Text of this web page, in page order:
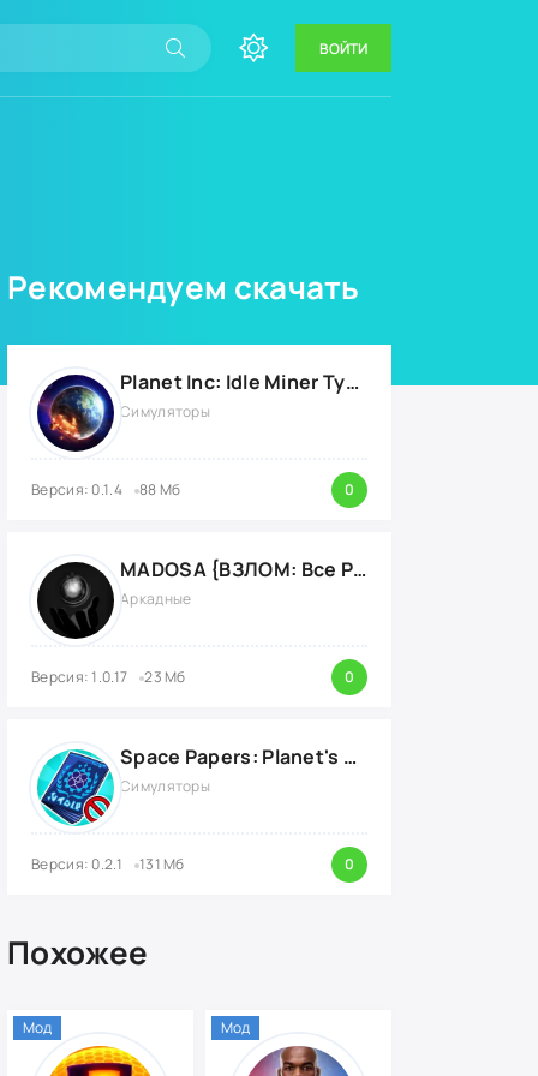
ВОЙТИ
Рекомендуем скачать
Planet Inc: Idle Miner Tycoon {ВЗЛОМ: Много денег}
Симуляторы
Версия: 0.1.4 88 Мб 0
MADOSA {ВЗЛОМ: Все Разблокировано}
Аркадные
Версия: 1.0.17 23 Мб 0
Space Papers: Planet's Border {ВЗЛОМ: энергию}
Симуляторы
Версия: 0.2.1 131 Мб 0
Похожее
Мод Мод